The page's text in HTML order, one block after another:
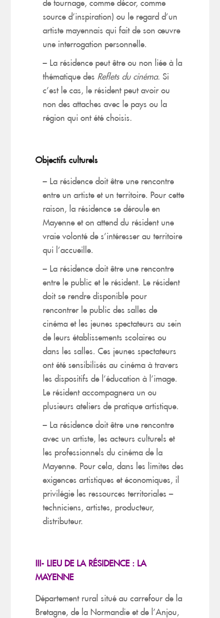
de tournage, comme décor, comme
source d’inspiration) ou le regard d’un
artiste mayennais qui fait de son œuvre
une interrogation personnelle.
– La résidence peut être ou non liée à la
thématique des Reflets du cinéma. Si
c’est le cas, le résident peut avoir ou
non des attaches avec le pays ou la
région qui ont été choisis.
Objectifs culturels
– La résidence doit être une rencontre
entre un artiste et un territoire. Pour cette
raison, la résidence se déroule en
Mayenne et on attend du résident une
vraie volonté de s’intéresser au territoire
qui l’accueille.
– La résidence doit être une rencontre
entre le public et le résident. Le résident
doit se rendre disponible pour
rencontrer le public des salles de
cinéma et les jeunes spectateurs au sein
de leurs établissements scolaires ou
dans les salles. Ces jeunes spectateurs
ont été sensibilisés au cinéma à travers
les dispositifs de l’éducation à l’image.
Le résident accompagnera un ou
plusieurs ateliers de pratique artistique.
– La résidence doit être une rencontre
avec un artiste, les acteurs culturels et
les professionnels du cinéma de la
Mayenne. Pour cela, dans les limites des
exigences artistiques et économiques, il
privilégie les ressources territoriales –
techniciens, artistes, producteur,
distributeur.
III- LIEU DE LA RÉSIDENCE : LA
MAYENNE
Département rural situé au carrefour de la
Bretagne, de la Normandie et de l’Anjou,